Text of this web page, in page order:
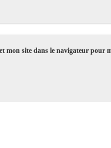
mon site dans le navigateur pour